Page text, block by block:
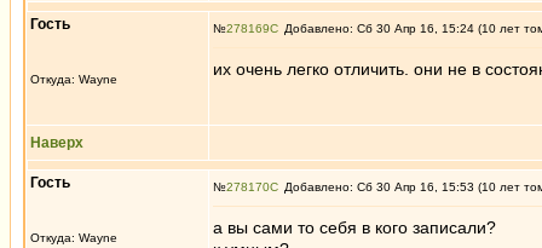
Гость
Откуда: Wayne
№278169 Добавлено: Сб 30 Апр 16, 15:24 (10 лет
их очень легко отличить. они не в
Наверх
Гость
Откуда: Wayne
№278170 Добавлено: Сб 30 Апр 16, 15:53 (10 лет
а вы сами то себя в кого записали?